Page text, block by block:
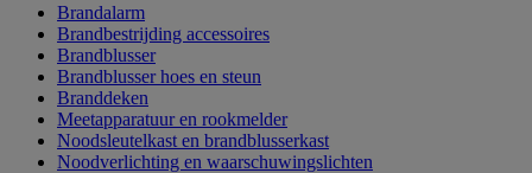
Brandalarm
Brandbestrijding accessoires
Brandblusser
Brandblusser hoes en steun
Branddeken
Meetapparatuur en rookmelder
Noodsleutelkast en brandblusserkast
Noodverlichting en waarschuwingslichten